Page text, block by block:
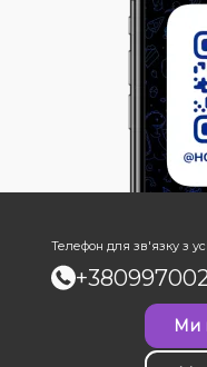
Телефон для зв'язку з
Ми